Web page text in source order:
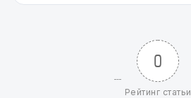
0
Рейтинг статьи